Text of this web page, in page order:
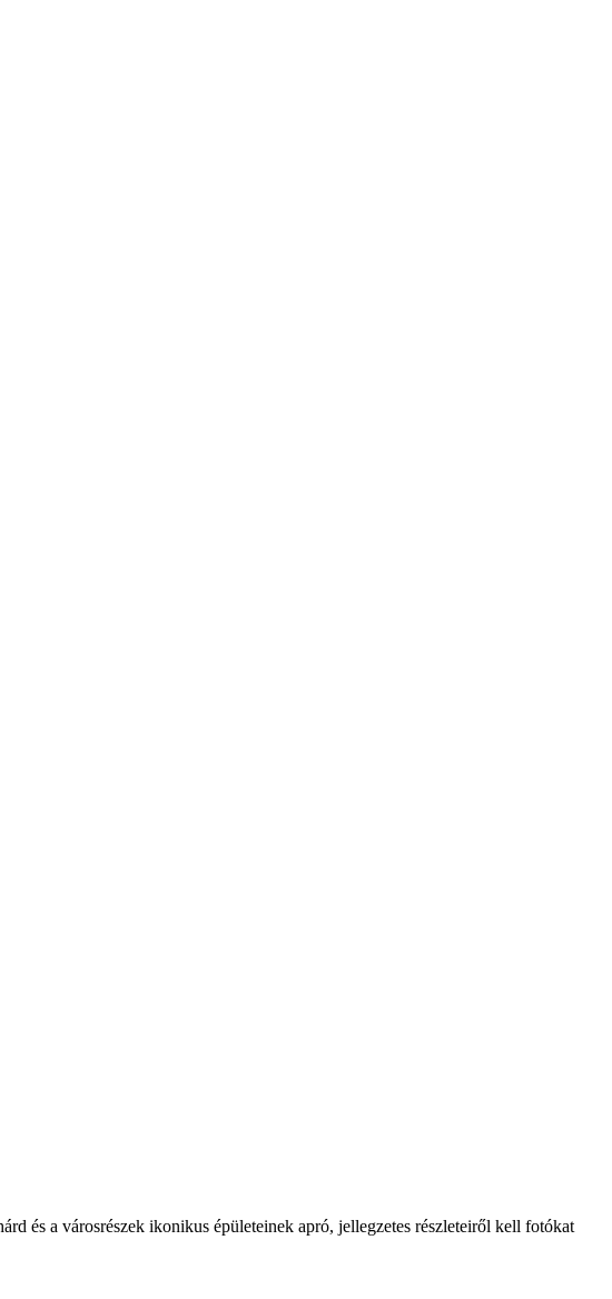
és a városrészek ikonikus épületeinek apró, jellegzetes részleteiről kell fotókat